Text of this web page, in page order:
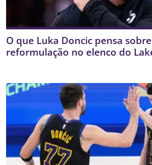
O que Luka Doncic pensa
reformulação no elenco do